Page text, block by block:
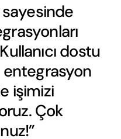
dostu
işimizi
Çok